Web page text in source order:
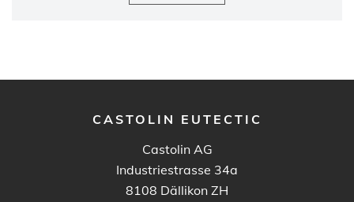
CASTOLIN EUTECTIC
Castolin AG
Industriestrasse 34a
8108 Dällikon ZH